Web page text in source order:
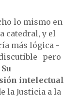
lo mismo en
catedral, y el
más lógica -
pero
Su
intelectual
la Justicia a la